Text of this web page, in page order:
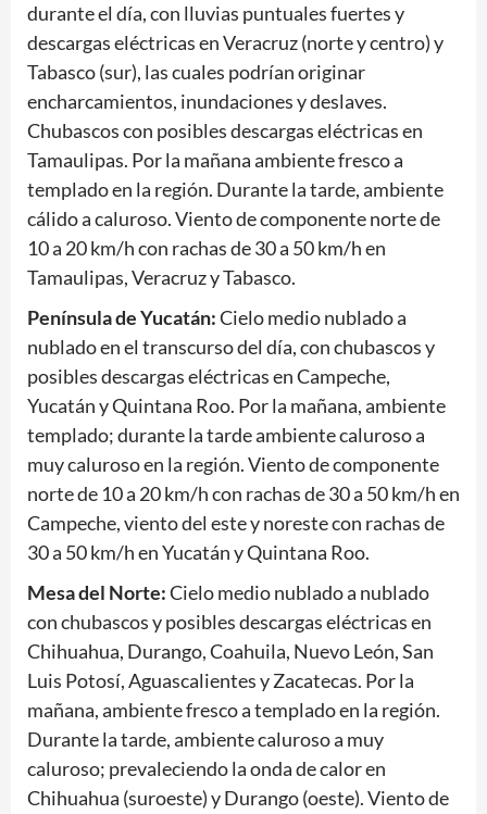
durante el día, con lluvias puntuales fuertes y
descargas eléctricas en Veracruz (norte y centro) y
Tabasco (sur), las cuales podrían originar
encharcamientos, inundaciones y deslaves.
Chubascos con posibles descargas eléctricas en
Tamaulipas. Por la mañana ambiente fresco a
templado en la región. Durante la tarde, ambiente
cálido a caluroso. Viento de componente norte de
10 a 20 km/h con rachas de 30 a 50 km/h en
Tamaulipas, Veracruz y Tabasco.
Península de Yucatán:Cielo medio nublado a
nublado en el transcurso del día, con chubascos y
posibles descargas eléctricas en Campeche,
Yucatán y Quintana Roo. Por la mañana, ambiente
templado; durante la tarde ambiente caluroso a
muy caluroso en la región. Viento de componente
norte de 10 a 20 km/h con rachas de 30 a 50 km/h en
Campeche, viento del este y noreste con rachas de
30 a 50 km/h en Yucatán y Quintana Roo.
Mesa del Norte:Cielo medio nublado a nublado
con chubascos y posibles descargas eléctricas en
Chihuahua, Durango, Coahuila, Nuevo León, San
Luis Potosí, Aguascalientes y Zacatecas. Por la
mañana, ambiente fresco a templado en la región.
Durante la tarde, ambiente caluroso a muy
caluroso; prevaleciendo la onda de calor en
Chihuahua (suroeste) y Durango (oeste). Viento de